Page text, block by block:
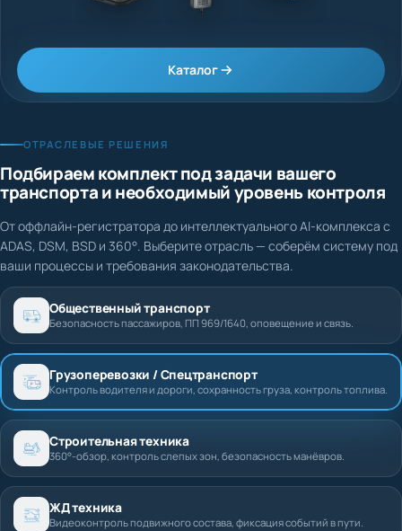
Каталог
ОТРАСЛЕВЫЕ РЕШЕНИЯ
Подбираем комплект под задачи вашего
транспорта и необходимый уровень контроля
От оффлайн-регистратора до интеллектуального AI-комплекса с
ADAS, DSM, BSD и 360°. Выберите отрасль — соберём систему под
ваши процессы и требования законодательства.
Общественный транспорт
Безопасность пассажиров, ПП 969/1640, оповещение и связь.
Грузоперевозки / Спецтранспорт
Контроль водителя и дороги, сохранность груза, контроль топлива.
Строительная техника
360°-обзор, контроль слепых зон, безопасность манёвров.
ЖД техника
Видеоконтроль подвижного состава, фиксация событий в пути.